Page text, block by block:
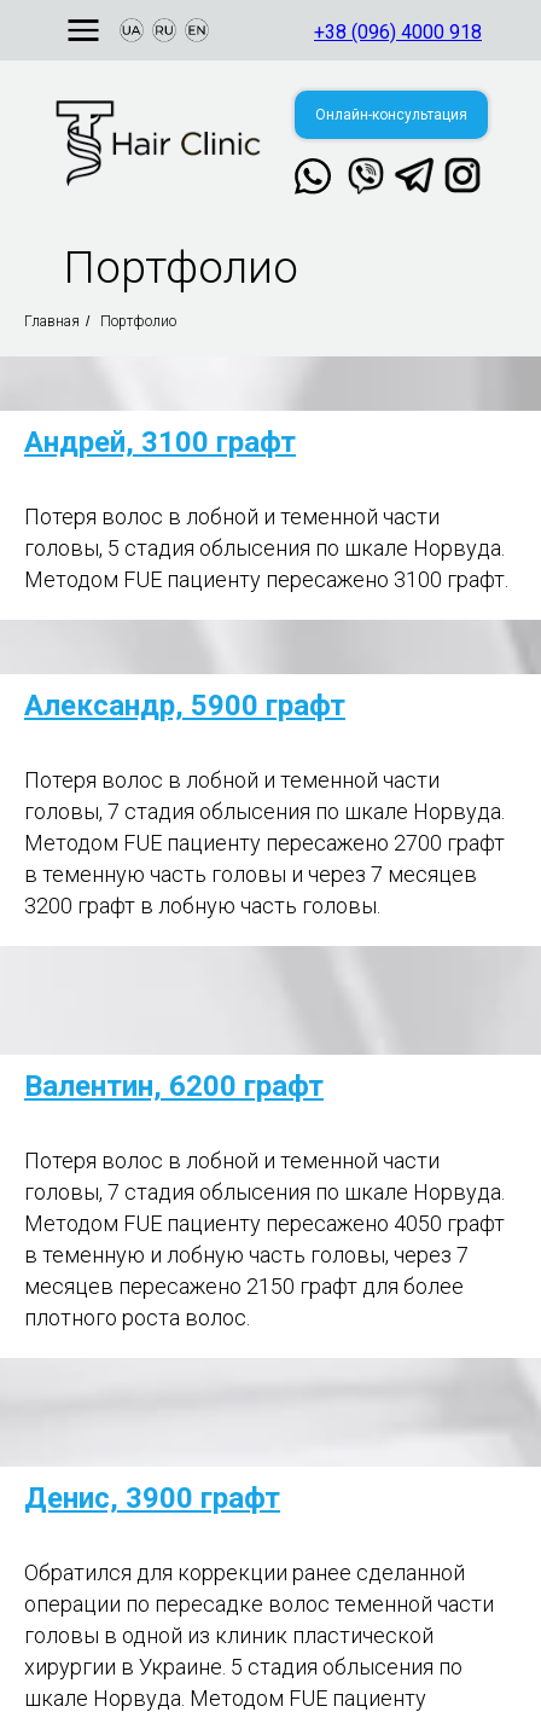
+38 (096) 4000 918
г. Киев
Валерия
Онлайн-консультация
Портфолио
Главная / Портфолио
Андрей, 3100 графт
Потеря волос в лобной и теменной части
головы, 5 стадия облысения по шкале Норвуда.
Методом FUE пациенту пересажено 3100 графт.
Александр, 5900 графт
Потеря волос в лобной и теменной части
головы, 7 стадия облысения по шкале Норвуда.
Методом FUE пациенту пересажено 2700 графт
в теменную часть головы и через 7 месяцев
3200 графт в лобную часть головы.
Валентин, 6200 графт
Потеря волос в лобной и теменной части
головы, 7 стадия облысения по шкале Норвуда.
Методом FUE пациенту пересажено 4050 графт
в теменную и лобную часть головы, через 7
месяцев пересажено 2150 графт для более
плотного роста волос.
Денис, 3900 графт
Обратился для коррекции ранее сделанной
операции по пересадке волос теменной части
головы в одной из клиник пластической
хирургии в Украине. 5 стадия облысения по
шкале Норвуда. Методом FUE пациенту